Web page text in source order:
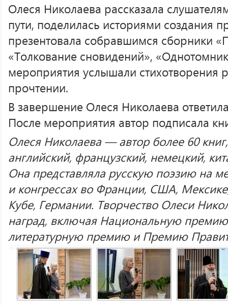
Олеся Николаева рассказала
пути, поделилась историями создания
презентовала собравшимся сборники
«Толкование сновидений»,
мероприятия услышали стихотворения
прочтении.
В завершение Олеся Николаева
После мероприятия автор подписала
Олеся Николаева — автор более 60
английский, французский, немецкий,
Она представляла русскую поэзию на
и конгрессах во Франции, США,
Кубе, Германии. Творчество Олеси
наград, включая Национальную
литературную премию и Премию